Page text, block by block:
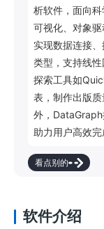
析软件，面向
可视化、对象
实现数据连接
类型，支持线
探索工具如
表，制作出版
外，DataGraph
助力用户高效完
看点别的
软件介绍